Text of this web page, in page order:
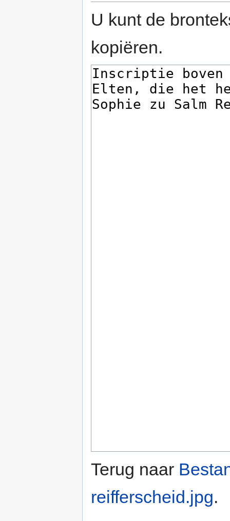
U kunt de
kopiëren.
Terug naar
reifferscheid.jpg.